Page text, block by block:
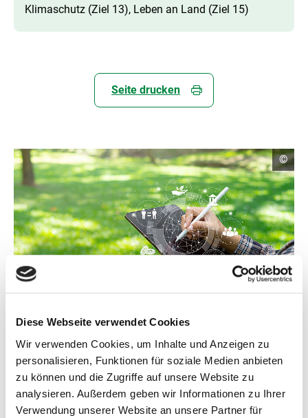
Diese Webseite verwendet Cookies
Wir verwenden Cookies, um Inhalte und Anzeigen zu
personalisieren, Funktionen für soziale Medien anbieten
zu können und die Zugriffe auf unsere Website zu
analysieren. Außerdem geben wir Informationen zu Ihrer
Verwendung unserer Website an unsere Partner für
Klimaschutz (Ziel 13), Leben an Land (Ziel 15)
Seite drucken
f
f
n
e
t
B
C
o
p
y
r
i
g
h
t
I
n
f
o
o
n
n
ö
©
(Symbolbild)
Nachhaltigkeit und Bürgerbeteiligung in
Titz
Die Landgemeinde Titz liegt in der Jülicher Börde und ist
geprägt von hochwertigen Lössböden und einem hohen